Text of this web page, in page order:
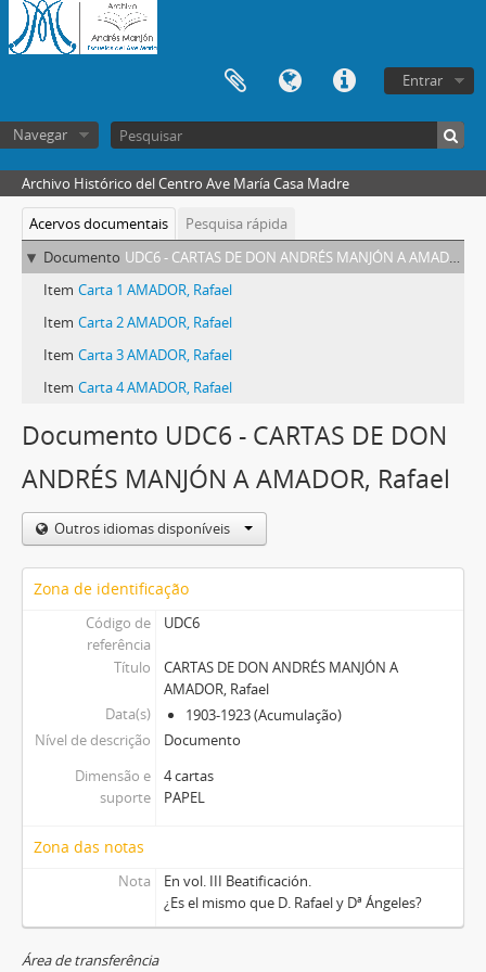
Entrar
Navegar
Archivo Histórico del Centro Ave María Casa Madre
Acervos documentais
Pesquisa rápida
Documento UDC6 - CARTAS DE DON ANDRÉS MANJÓN A AMADOR, Rafael
Item Carta 1 AMADOR, Rafael
Item Carta 2 AMADOR, Rafael
Item Carta 3 AMADOR, Rafael
Item Carta 4 AMADOR, Rafael
Documento UDC6 - CARTAS DE DON
ANDRÉS MANJÓN A AMADOR, Rafael
Outros idiomas disponíveis
Zona de identificação
Código de
referência
UDC6
Título
CARTAS DE DON ANDRÉS MANJÓN A
AMADOR, Rafael
Data(s)
1903-1923 (Acumulação)
Nível de descrição
Documento
Dimensão e
suporte
4 cartas
PAPEL
Zona das notas
Nota
En vol. III Beatificación.
¿Es el mismo que D. Rafael y Dª Ángeles?
Área de transferência